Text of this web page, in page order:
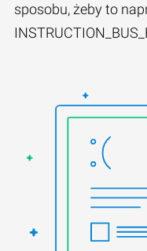
sposobu, żeby to